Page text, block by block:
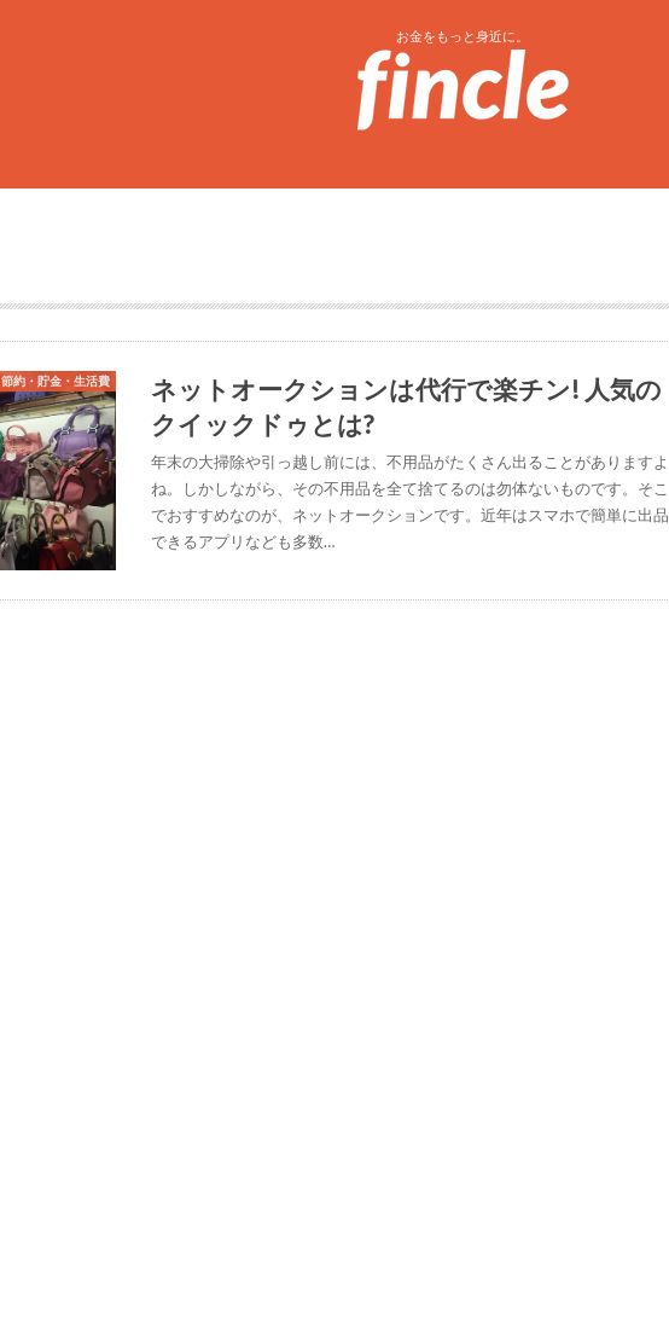
お金をもっと身近に。
節約・貯金・生活費
ネットオークションは代行で楽チン! 人気の
クイックドゥとは?
年末の大掃除や引っ越し前には、不用品がたくさん出ることがありますよ
ね。しかしながら、その不用品を全て捨てるのは勿体ないものです。そこ
でおすすめなのが、ネットオークションです。近年はスマホで簡単に出品
できるアプリなども多数…